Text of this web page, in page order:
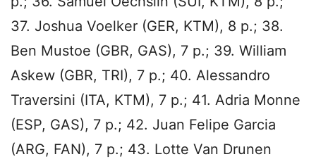
37. Joshua Voelker (GER, KTM), 8 p.; 38.
Ben Mustoe (GBR, GAS), 7 p.; 39. William
Askew (GBR, TRI), 7 p.; 40. Alessandro
Traversini (ITA, KTM), 7 p.; 41. Adria Monne
(ESP, GAS), 7 p.; 42. Juan Felipe Garcia
(ARG, FAN), 7 p.; 43. Lotte Van Drunen